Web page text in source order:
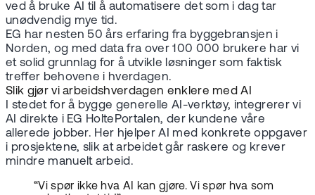
ved å bruke AI til å automatisere det som i dag tar
unødvendig mye tid.
EG har nesten 50 års erfaring fra byggebransjen i
Norden, og med data fra over 100 000 brukere har vi
et solid grunnlag for å utvikle løsninger som faktisk
treffer behovene i hverdagen.
Slik gjør vi arbeidshverdagen enklere med AI
I stedet for å bygge generelle AI-verktøy, integrerer vi
AI direkte i EG HoltePortalen, der kundene våre
allerede jobber. Her hjelper AI med konkrete oppgaver
i prosjektene, slik at arbeidet går raskere og krever
mindre manuelt arbeid.
“Vi spør ikke hva AI kan gjøre. Vi spør hva som